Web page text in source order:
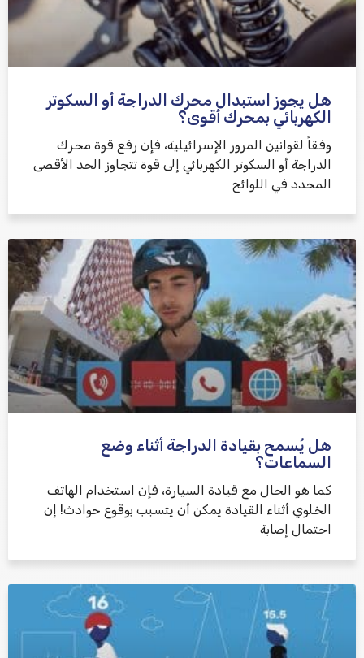
هل يجوز استبدال محرك الدراجة أو السكوتر
الكهربائي بمحرك أقوى؟
وفقاً لقوانين المرور الإسرائيلية، فإن رفع قوة محرك
الدراجة أو السكوتر الكهربائي إلى قوة تتجاوز الحد الأقصى
المحدد في اللوائح
هل يُسمح بقيادة الدراجة أثناء وضع
السماعات؟
كما هو الحال مع قيادة السيارة، فإن استخدام الهاتف
الخلوي أثناء القيادة يمكن أن يتسبب بوقوع حوادث! إن
احتمال إصابة